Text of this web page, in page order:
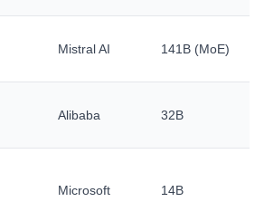
Mistral AI 141B (MoE)
Alibaba 32B
Microsoft 14B